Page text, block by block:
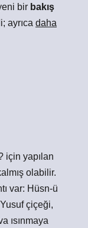
bir bakış
ayrıca daha
için yapılan
olabilir.
var: Hüsn-ü
çiçeği,
ısınmaya